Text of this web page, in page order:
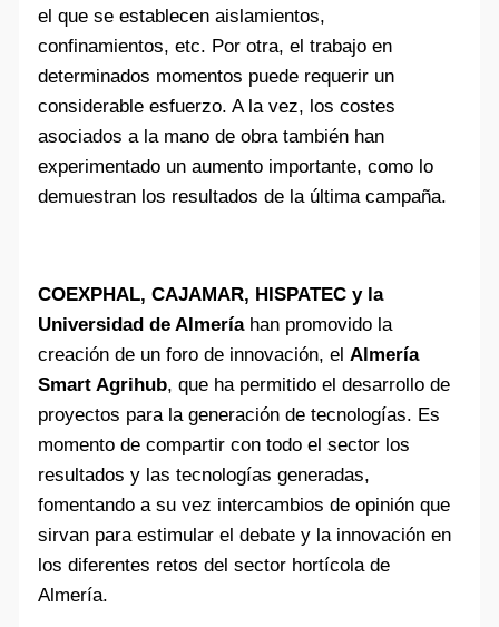
el que se establecen aislamientos,
confinamientos, etc. Por otra, el trabajo en
determinados momentos puede requerir un
considerable esfuerzo. A la vez, los costes
asociados a la mano de obra también han
experimentado un aumento importante, como lo
demuestran los resultados de la última campaña.
COEXPHAL, CAJAMAR, HISPATEC y la
Universidad de Almeríahan promovido la
creación de un foro de innovación, elAlmería
Smart Agrihub, que ha permitido el desarrollo de
proyectos para la generación de tecnologías. Es
momento de compartir con todo el sector los
resultados y las tecnologías generadas,
fomentando a su vez intercambios de opinión que
sirvan para estimular el debate y la innovación en
los diferentes retos del sector hortícola de
Almería.